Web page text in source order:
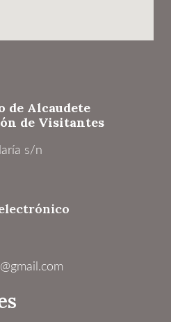
de Alcaudete
de Visitantes
s/n